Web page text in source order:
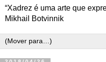
“Xadrez é uma arte que
Mikhail Botvinnik